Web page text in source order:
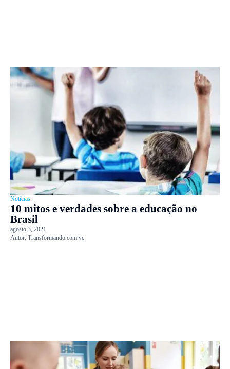
Notícias
10 mitos e verdades sobre a educação no
Brasil
agosto 3, 2021
Autor: Transformando.com.vc